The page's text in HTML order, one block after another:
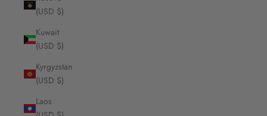
(USD $)
Kuwait
(USD $)
Kyrgyzstan
(USD $)
Laos